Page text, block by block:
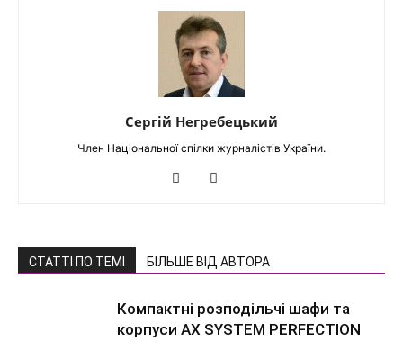
Сергій Негребецький
Член Національної спілки журналістів України.
СТАТТІ ПО ТЕМІ БІЛЬШЕ ВІД АВТОРА
Компактні розподільчі шафи та
корпуси AX SYSTEM PERFECTION